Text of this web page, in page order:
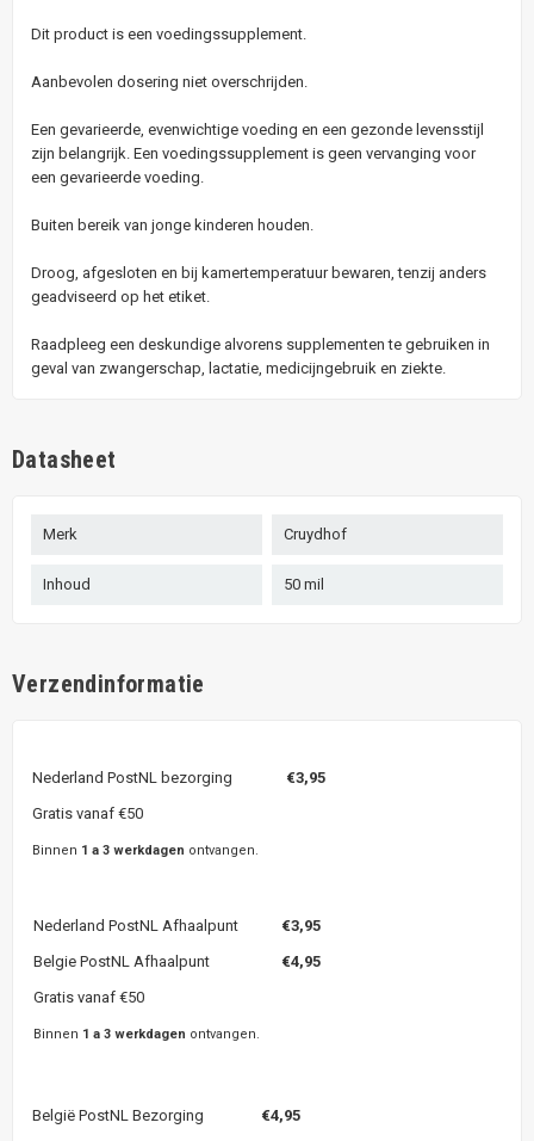
Dit product is een voedingssupplement.
Aanbevolen dosering niet overschrijden.
Een gevarieerde, evenwichtige voeding en een gezonde levensstijl
zijn belangrijk. Een voedingssupplement is geen vervanging voor
een gevarieerde voeding.
Buiten bereik van jonge kinderen houden.
Droog, afgesloten en bij kamertemperatuur bewaren, tenzij anders
geadviseerd op het etiket.
Raadpleeg een deskundige alvorens supplementen te gebruiken in
geval van zwangerschap, lactatie, medicijngebruik en ziekte.
Datasheet
Merk Cruydhof
Inhoud 50 mil
Verzendinformatie
Nederland PostNL bezorging €3,95
Gratis vanaf €50
Binnen 1 a 3 werkdagen ontvangen.
Nederland PostNL Afhaalpunt €3,95
Belgie PostNL Afhaalpunt
€4,95
Gratis vanaf €50
Binnen 1 a 3 werkdagen ontvangen.
België PostNL Bezorging €4,95